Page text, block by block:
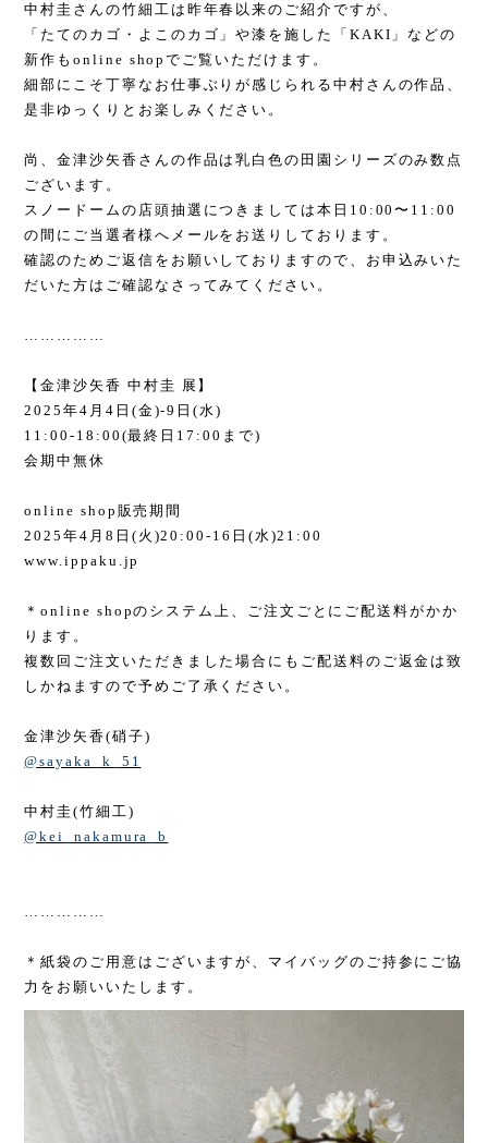
中村圭さんの竹細工は昨年春以来のご紹介ですが、
「たてのカゴ・よこのカゴ」や漆を施した「 KAKI 」などの
新作もonline shopでご覧いただけます。
細部にこそ丁寧なお仕事ぶりが感じられる中村さんの作品、
是非ゆっくりとお楽しみください。
尚、金津沙矢香さんの作品は乳白色の田園シリーズのみ数点
ございます。
スノードームの店頭抽選につきましては本日 10:00〜 11:00
の間にご当選者様へメールをお送りしております。
確認のためご返信をお願いしておりますので、お申込みいた
だいた方はご確認なさってみてください。
……………
【金津沙矢香 中村圭 展】
2025年4 月 4 日 (金)-9 日(水)
11:00-18:00(最終日 17:00 まで)
会期中無休
online shop 販売期間
2025年4 月 8 日 ( 火 )20:00-16 日 (水)21:00
www.ippaku.jp
＊online shopのシステム上、ご注文ごとにご配送料がかか
ります。
複数回ご注文いただきました場合にもご配送料のご返金は致
しかねますので予めご了承ください。
金津沙矢香 (硝子)
@sayaka_k_51
中村圭(竹細工)
@kei_nakamura_b
……………
＊紙袋のご用意はございますが、マイバッグのご持参にご協
力をお願いいたします。